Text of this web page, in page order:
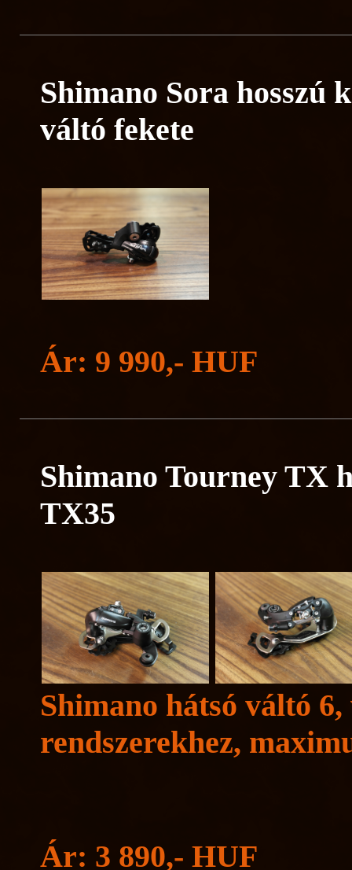
Shimano Sora hosszú
váltó fekete
Ár: 9 990,- HUF
Shimano Tourney TX
TX35
Shimano hátsó váltó 6,
rendszerekhez,
Ár: 3 890,- HUF